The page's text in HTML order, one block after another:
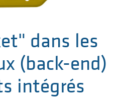
dans les
(back-end)
intégrés